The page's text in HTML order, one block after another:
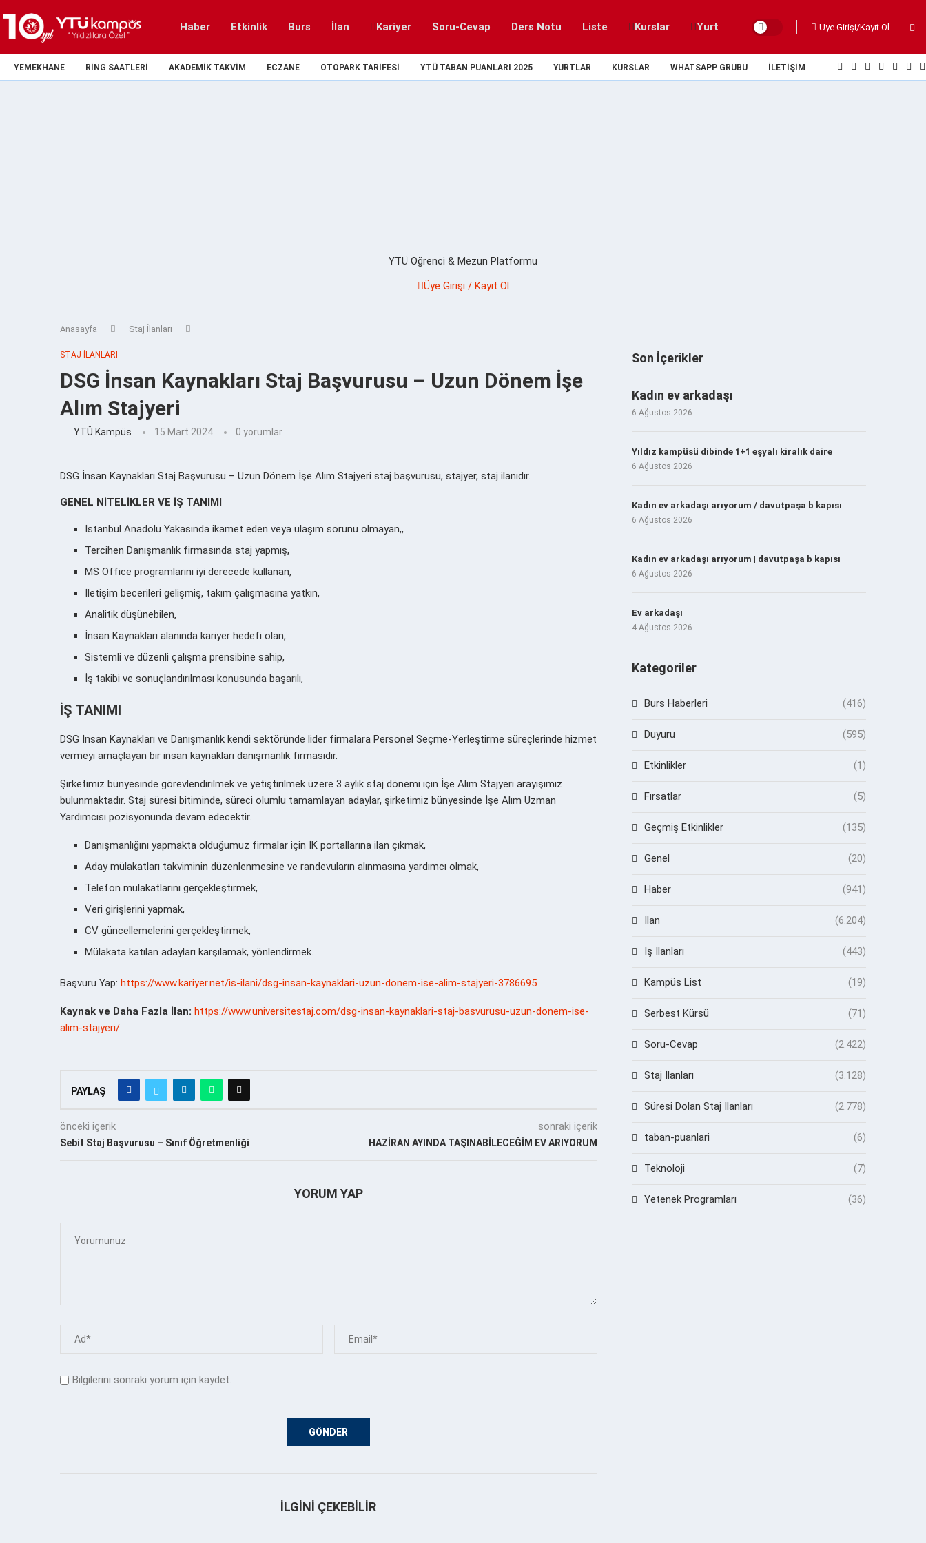
Haber Etkinlik Burs İlan Kariyer Soru-Cevap Ders Notu Liste Kurslar Yurt Üye Girişi/Kayıt Ol
YEMEKHANE RING SAATLERI AKADEMIK TAKVIM ECZANE OTOPARK TARIFESI YTÜ TABAN PUANLARI 2025 YURTLAR KURSLAR WHATSAPP GRUBU İLETIŞIM
YTÜ Öğrenci & Mezun Platformu
Üye Girişi / Kayıt Ol
Anasayfa Staj İlanları
STAJ İLANLARI
DSG İnsan Kaynakları Staj Başvurusu – Uzun Dönem İşe
Alım Stajyeri
YTÜ Kampüs 15 Mart 2024 0 yorumlar
DSG İnsan Kaynakları Staj Başvurusu – Uzun Dönem İşe Alım Stajyeri staj başvurusu, stajyer, staj ilanıdır.
GENEL NİTELİKLER VE İŞ TANIMI
İstanbul Anadolu Yakasında ikamet eden veya ulaşım sorunu olmayan,,
Tercihen Danışmanlık firmasında staj yapmış,
MS Office programlarını iyi derecede kullanan,
İletişim becerileri gelişmiş, takım çalışmasına yatkın,
Analitik düşünebilen,
İnsan Kaynakları alanında kariyer hedefi olan,
Sistemli ve düzenli çalışma prensibine sahip,
İş takibi ve sonuçlandırılması konusunda başarılı,
İŞ TANIMI
DSG İnsan Kaynakları ve Danışmanlık kendi sektöründe lider firmalara Personel Seçme-Yerleştirme süreçlerinde hizmet
vermeyi amaçlayan bir insan kaynakları danışmanlık firmasıdır.
Şirketimiz bünyesinde görevlendirilmek ve yetiştirilmek üzere 3 aylık staj dönemi için İşe Alım Stajyeri arayışımız
bulunmaktadır. Staj süresi bitiminde, süreci olumlu tamamlayan adaylar, şirketimiz bünyesinde İşe Alım Uzman
Yardımcısı pozisyonunda devam edecektir.
Danışmanlığını yapmakta olduğumuz firmalar için İK portallarına ilan çıkmak,
Aday mülakatları takviminin düzenlenmesine ve randevuların alınmasına yardımcı olmak,
Telefon mülakatlarını gerçekleştirmek,
Veri girişlerini yapmak,
CV güncellemelerini gerçekleştirmek,
Mülakata katılan adayları karşılamak, yönlendirmek.
Başvuru Yap: https://www.kariyer.net/is-ilani/dsg-insan-kaynaklari-uzun-donem-ise-alim-stajyeri-3786695
Kaynak ve Daha Fazla İlan: https://www.universitestaj.com/dsg-insan-kaynaklari-staj-basvurusu-uzun-donem-ise-
alim-stajyeri/
PAYLAŞ
önceki içerik
Sebit Staj Başvurusu – Sınıf Öğretmenliği
sonraki içerik
HAZİRAN AYINDA TAŞINABİLECEĞİM EV ARIYORUM
YORUM YAP
Bilgilerini sonraki yorum için kaydet.
İLGINI ÇEKEBILIR
Son İçerikler
Kadın ev arkadaşı
6 Ağustos 2026
Yıldız kampüsü dibinde 1+1 eşyalı kiralık daire
6 Ağustos 2026
Kadın ev arkadaşı arıyorum / davutpaşa b kapısı
6 Ağustos 2026
Kadın ev arkadaşı arıyorum | davutpaşa b kapısı
6 Ağustos 2026
Ev arkadaşı
4 Ağustos 2026
Kategoriler
Burs Haberleri (416)
Duyuru (595)
Etkinlikler (1)
Fırsatlar (5)
Geçmiş Etkinlikler (135)
Genel (20)
Haber (941)
İlan (6.204)
İş İlanları (443)
Kampüs List (19)
Serbest Kürsü (71)
Soru-Cevap (2.422)
Staj İlanları (3.128)
Süresi Dolan Staj İlanları (2.778)
taban-puanlari (6)
Teknoloji (7)
Yetenek Programları (36)